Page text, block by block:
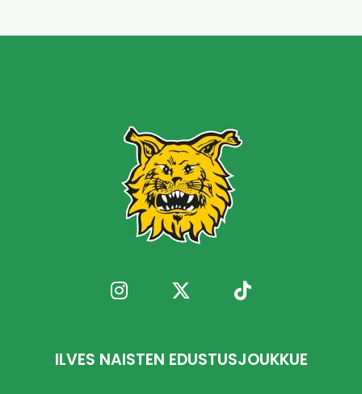
ILVES NAISTEN EDUSTUSJOUKKUE